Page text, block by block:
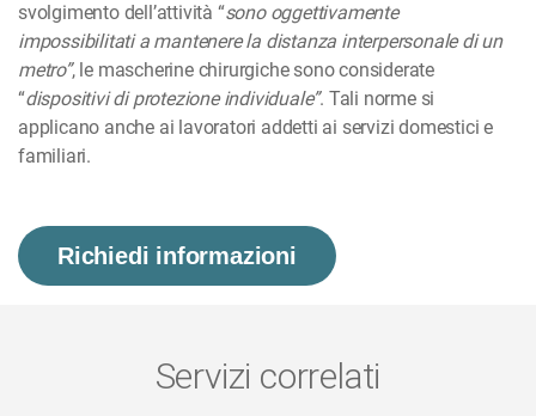
svolgimento dell’attività “sono oggettivamente
impossibilitati a mantenere la distanza interpersonale di un
metro”, le mascherine chirurgiche sono considerate
“dispositivi di protezione individuale”. Tali norme si
applicano anche ai lavoratori addetti ai servizi domestici e
familiari.
Richiedi informazioni
Servizi correlati